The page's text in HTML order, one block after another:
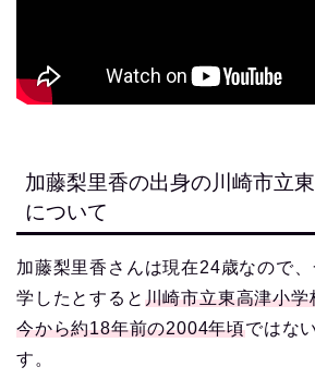
加藤梨里香の出身の川崎市立
について
加藤梨里香さんは現在24歳なので
学したとすると 川崎市立東高津小
今から約18年前の2004年頃ではな
す。